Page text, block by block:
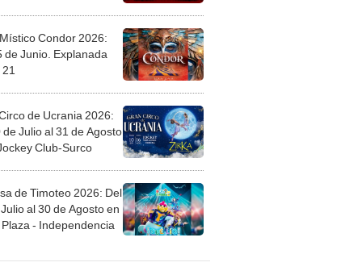
Condor 2026:
de Junio. Explanada
de Ucrania 2026:
de Julio al 31 de Agosto
Club-Surco
de Timoteo 2026: Del
al 30 de Agosto en
- Independencia